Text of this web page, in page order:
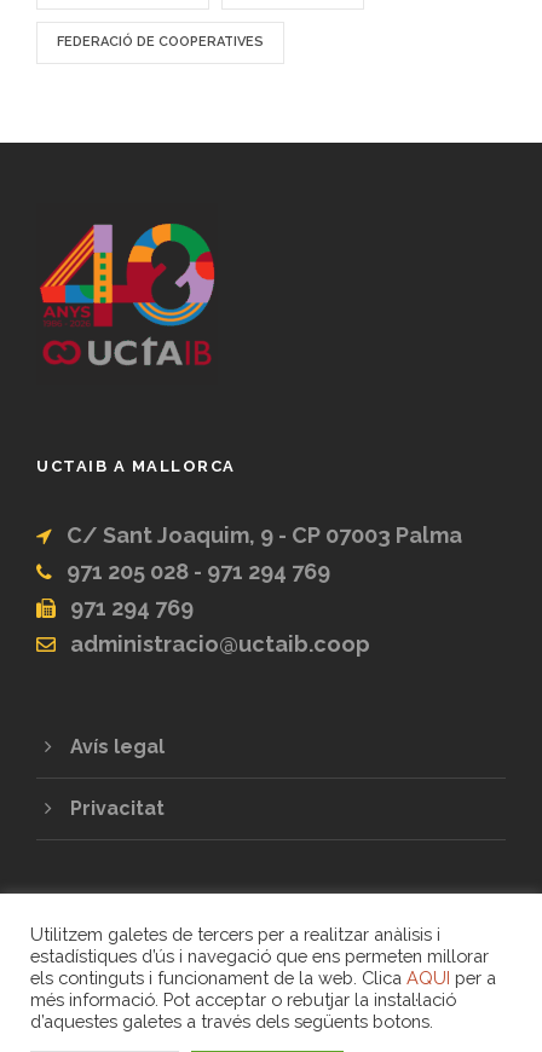
FEDERACIÓ DE COOPERATIVES
UCTAIB A MALLORCA
C/ Sant Joaquim, 9 - CP 07003 Palma
971 205 028 - 971 294 769
971 294 769
administracio@uctaib.coop
Avís legal
Privacitat
COPYRIGHT 2020 - UNIÓ DE COOPERATIVES
DE TREBALL ASSOCIAT DE LES ILLES
Utilitzem galetes de tercers per a realitzar anàlisis i
estadístiques d’ús i navegació que ens permeten millorar
els continguts i funcionament de la web. Clica AQUI per a
més informació. Pot acceptar o rebutjar la instal·lació
d’aquestes galetes a través dels següents botons.